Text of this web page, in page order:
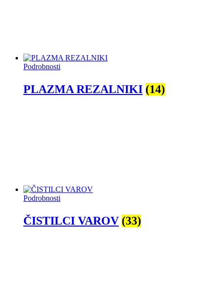
Podrobnosti
PLAZMA REZALNIKI (14)
Podrobnosti
ČISTILCI VAROV (33)